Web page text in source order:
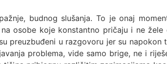
budnog slušanja. To je onaj
osobe koje konstantno pričaju i ne
preuzbuđeni u razgovoru jer su
problema, vide samo brige, ne i